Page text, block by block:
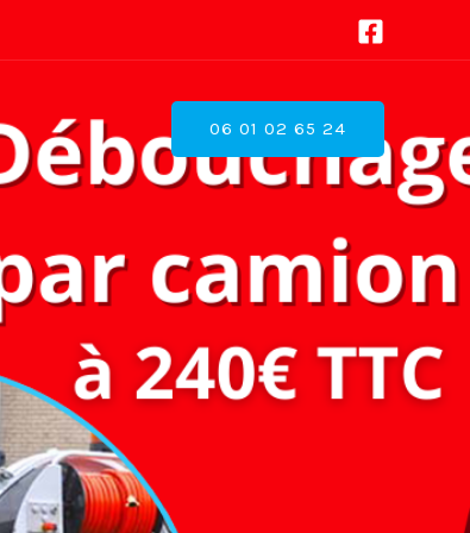
06 01 02 65 24